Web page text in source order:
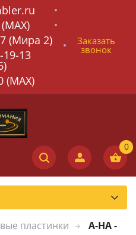
(Мира 2)
19-13
(MAX)
Заказать
звонок
пластинки
A-HA -